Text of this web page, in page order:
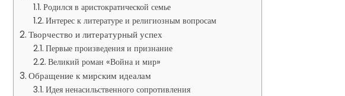
Родился в аристократической семье
Интерес к литературе и религиозным вопросам
Творчество и литературный успех
Первые произведения и признание
Великий роман «Война и мир»
Обращение к мирским идеалам
Идея ненасильственного сопротивления